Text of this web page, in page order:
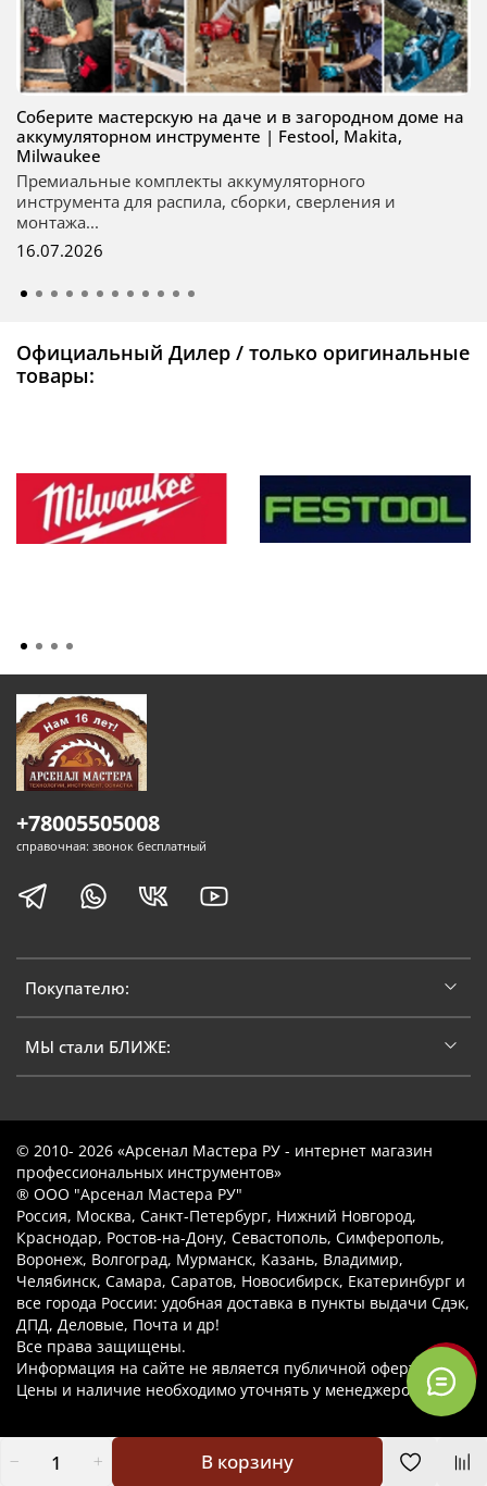
В корзину
Соберите мастерскую на даче и в загородном доме на
аккумуляторном инструменте | Festool, Makita,
Milwaukee
Премиальные комплекты аккумуляторного
инструмента для распила, сборки, сверления и
монтажа...
16.07.2026
Официальный Дилер / только оригинальные
товары:
Покупателю:
МЫ стали БЛИЖЕ:
+78005505008
справочная: звонок бесплатный
© 2010- 2026 «Арсенал Мастера РУ - интернет магазин
профессиональных инструментов»
® ООО "Арсенал Мастера РУ"
Россия, Москва, Санкт-Петербург, Нижний Новгород,
Краснодар, Ростов-на-Дону, Севастополь, Симферополь,
Воронеж, Волгоград, Мурманск, Казань, Владимир,
Челябинск, Самара, Саратов, Новосибирск, Екатеринбург и
все города России: удобная доставка в пункты выдачи Сдэк,
ДПД, Деловые, Почта и др!
Все права защищены.
Информация на сайте не является публичной офертой.
Цены и наличие необходимо уточнять у менеджеров.